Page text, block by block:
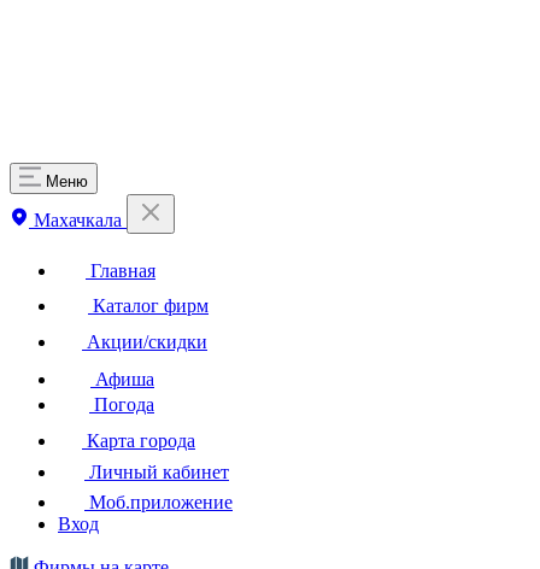
Меню
Махачкала
Главная
Каталог фирм
Акции/скидки
Афиша
Погода
Карта города
Личный кабинет
Моб.приложение
Вход